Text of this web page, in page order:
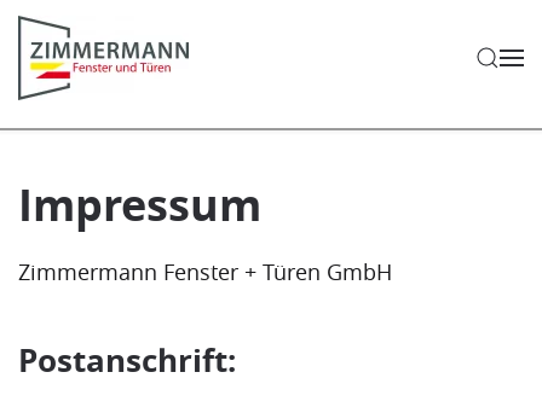
Zum Hauptinhalt springen
Impressum
Zimmermann Fenster + Türen GmbH
Postanschrift: